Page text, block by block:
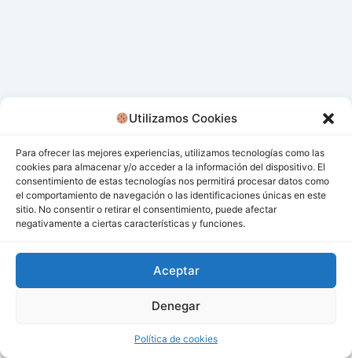
Utilizamos Cookies
Para ofrecer las mejores experiencias, utilizamos tecnologías como las
cookies para almacenar y/o acceder a la información del dispositivo. El
consentimiento de estas tecnologías nos permitirá procesar datos como
el comportamiento de navegación o las identificaciones únicas en este
sitio. No consentir o retirar el consentimiento, puede afectar
negativamente a ciertas características y funciones.
Aceptar
Denegar
Política de cookies
Todos los derechos © 2026 San Miguel De Los Bancos |